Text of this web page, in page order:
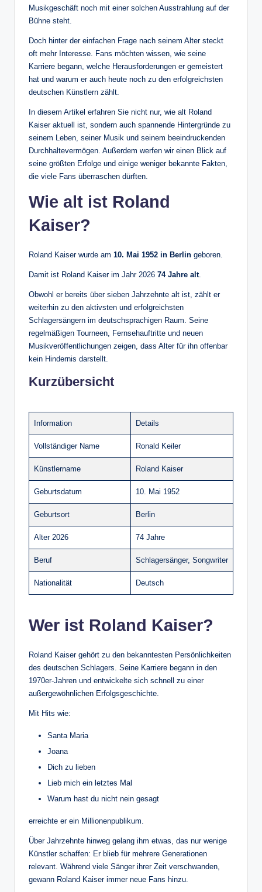
Musikgeschäft noch mit einer solchen Ausstrahlung auf der
Bühne steht.
Doch hinter der einfachen Frage nach seinem Alter steckt
oft mehr Interesse. Fans möchten wissen, wie seine
Karriere begann, welche Herausforderungen er gemeistert
hat und warum er auch heute noch zu den erfolgreichsten
deutschen Künstlern zählt.
In diesem Artikel erfahren Sie nicht nur, wie alt Roland
Kaiser aktuell ist, sondern auch spannende Hintergründe zu
seinem Leben, seiner Musik und seinem beeindruckenden
Durchhaltevermögen. Außerdem werfen wir einen Blick auf
seine größten Erfolge und einige weniger bekannte Fakten,
die viele Fans überraschen dürften.
Wie alt ist Roland
Kaiser?
Roland Kaiser wurde am 10. Mai 1952 in Berlin geboren.
Damit ist Roland Kaiser im Jahr 2026 74 Jahre alt.
Obwohl er bereits über sieben Jahrzehnte alt ist, zählt er
weiterhin zu den aktivsten und erfolgreichsten
Schlagersängern im deutschsprachigen Raum. Seine
regelmäßigen Tourneen, Fernsehauftritte und neuen
Musikveröffentlichungen zeigen, dass Alter für ihn offenbar
kein Hindernis darstellt.
Kurzübersicht
Information Details
Vollständiger Name Ronald Keiler
Künstlername Roland Kaiser
Geburtsdatum 10. Mai 1952
Geburtsort Berlin
Alter 2026 74 Jahre
Beruf Schlagersänger, Songwriter
Nationalität Deutsch
Wer ist Roland Kaiser?
Roland Kaiser gehört zu den bekanntesten Persönlichkeiten
des deutschen Schlagers. Seine Karriere begann in den
1970er-Jahren und entwickelte sich schnell zu einer
außergewöhnlichen Erfolgsgeschichte.
Mit Hits wie:
Santa Maria
Joana
Dich zu lieben
Lieb mich ein letztes Mal
Warum hast du nicht nein gesagt
erreichte er ein Millionenpublikum.
Über Jahrzehnte hinweg gelang ihm etwas, das nur wenige
Künstler schaffen: Er blieb für mehrere Generationen
relevant. Während viele Sänger ihrer Zeit verschwanden,
gewann Roland Kaiser immer neue Fans hinzu.